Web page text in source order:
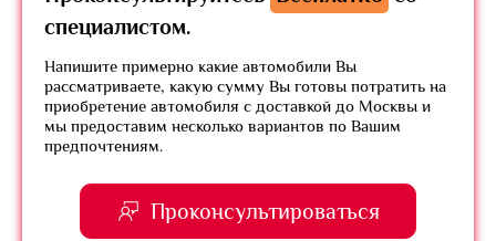
специалистом.
Напишите примерно какие автомобили Вы
рассматриваете, какую сумму Вы готовы потратить на
приобретение автомобиля с доставкой до Москвы и
мы предоставим несколько вариантов по Вашим
предпочтениям.
Проконсультироваться